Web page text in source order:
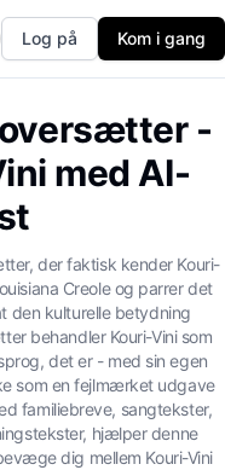
Log på Kom i gang
-
med AI-
der faktisk kender Kouri-
Creole og parrer det
den kulturelle betydning
behandler Kouri-Vini som
det er - med sin egen
som en fejlmærket udgave
familiebreve, sangtekster,
hjælper denne
dig mellem Kouri-Vini